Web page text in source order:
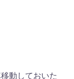
動しておいた